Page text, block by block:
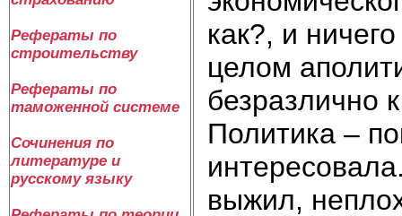
Рефераты по
строительству
Рефераты по
таможенной системе
Сочинения по
литературе и
русскому языку
как?, и
целом
безразлично
Политика –
выжил,